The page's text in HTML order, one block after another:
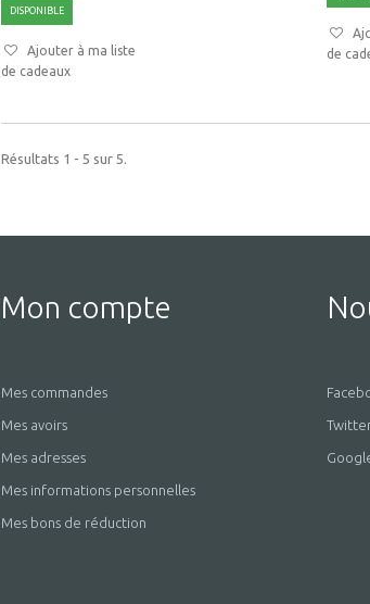
DISPONIBLE
Ajouter à ma liste
de cadeaux
de
Résultats 1 - 5 sur 5.
Mon compte
Mes commandes
Mes avoirs
Mes adresses
Mes informations personnelles
Mes bons de réduction